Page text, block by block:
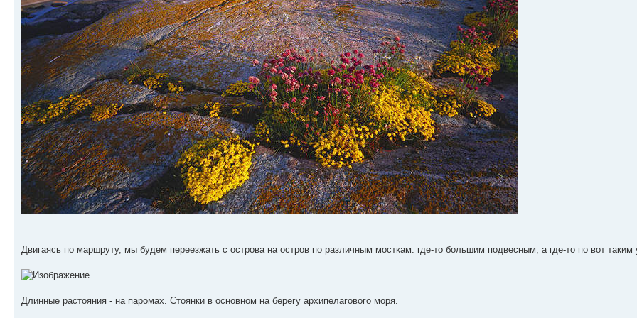
Двигаясь по маршруту, мы будем переезжать с острова на остров по различным мосткам: где-то большим подвесным, а где-то по вот таким
Длинные растояния - на паромах. Стоянки в основном на берегу архипелагового моря.